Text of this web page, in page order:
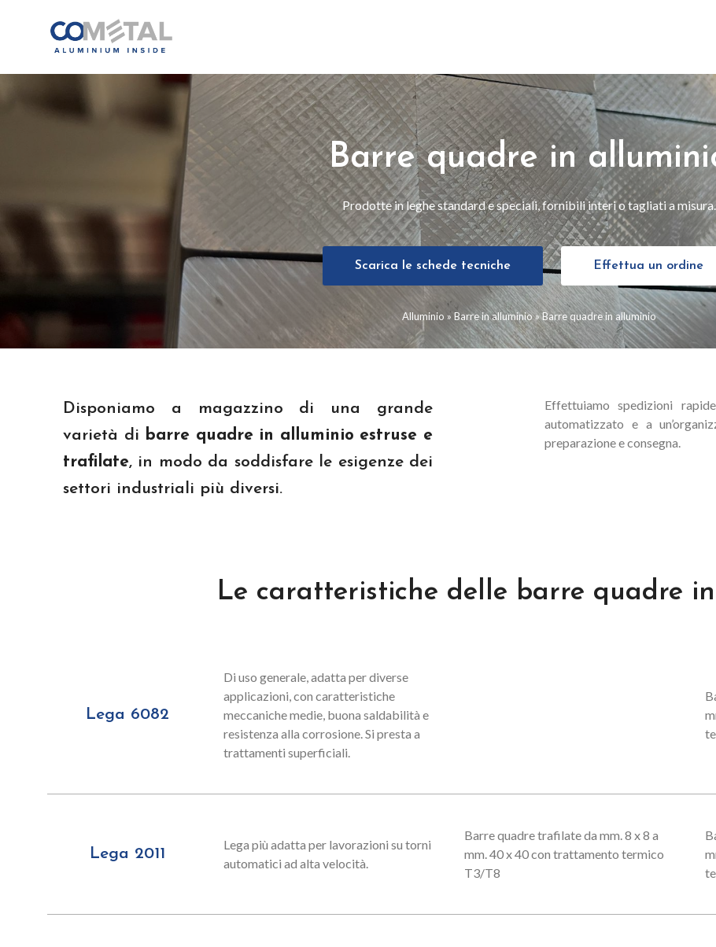
Alluminio
Barre quadre
Barre piatte
Barre esagonali
Tubi quadri e
rettangolari
Lamiere
caldo
Alluminio » Barre in alluminio»Barre quadre in alluminio
Barre quadre in
Prodotte in leghe standard e speciali, fornibili interi o tagliati a misura.
Scarica le schede tecniche Effettua un ordine
Disponiamo a magazzino di una grande
varietà di barre quadre in alluminio estruse e
trafilate, in modo da soddisfare le esigenze dei
settori industriali più diversi.
Effettuiamo spedizioni
automatizzato e a
preparazione e consegna.
Le caratteristiche delle barre quadre
Lega 6082
Di uso generale, adatta per diverse
applicazioni, con caratteristiche
meccaniche medie, buona saldabilità e
resistenza alla corrosione. Si presta a
trattamenti superficiali.
Lega 2011
Lega più adatta per lavorazioni su torni
automatici ad alta velocità.
Barre quadre trafilate da mm. 8 x 8 a
mm. 40 x 40 con trattamento termico
T3/T8